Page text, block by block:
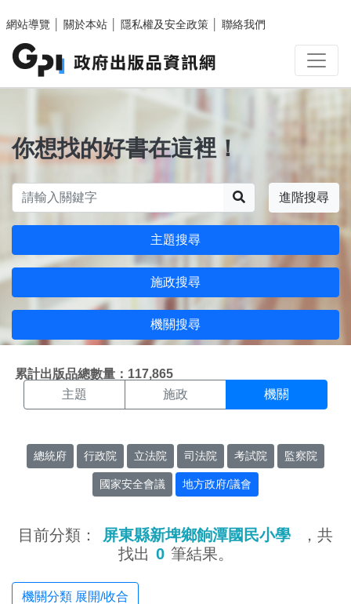
網站導覽
關於本站 隱私權及安全政策 聯絡我們
你想找的好書在這裡！
進階搜尋
主題搜尋
施政搜尋
機關搜尋
累計出版品總數量：117,865
機關搜尋結果頁面
主題 施政 機關
總統府 行政院 立法院 司法院 考試院 監察院
國家安全會議 地方政府/議會
目前分類： 屏東縣新埤鄉餉潭國民小學
，共
找出 0 筆結果。
機關分類 展開/收合